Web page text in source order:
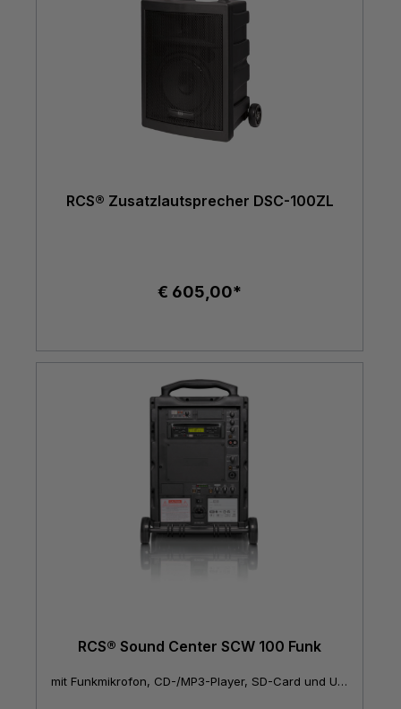
RCS® Zusatzlautsprecher DSC-100ZL
€ 605,00*
RCS® Sound Center SCW 100 Funk
mit Funkmikrofon, CD-/MP3-Player, SD-Card und USB-Schnittstelle